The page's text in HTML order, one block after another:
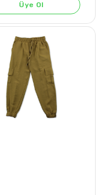
ADET 9-12 Years
Üye Ol